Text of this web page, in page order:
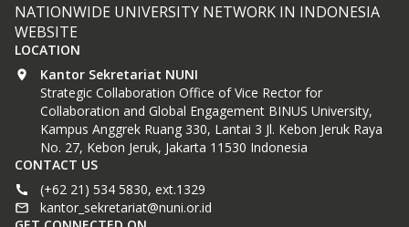
NATIONWIDE UNIVERSITY NETWORK IN INDONESIA
WEBSITE
LOCATION
Kantor Sekretariat NUNI
Strategic Collaboration Office of Vice Rector for
Collaboration and Global Engagement BINUS University,
Kampus Anggrek Ruang 330, Lantai 3 Jl. Kebon Jeruk Raya
No. 27, Kebon Jeruk, Jakarta 11530 Indonesia
CONTACT US
(+62 21) 534 5830, ext.1329
kantor_sekretariat@nuni.or.id